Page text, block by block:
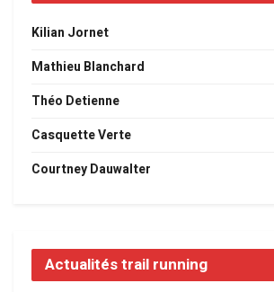
Kilian Jornet
Mathieu Blanchard
Théo Detienne
Casquette Verte
Courtney Dauwalter
Actualités trail running